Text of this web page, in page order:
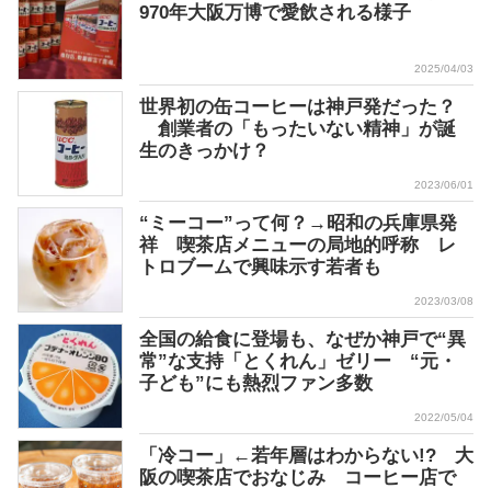
970年大阪万博で愛飲される様子
2025/04/03
世界初の缶コーヒーは神戸発だった？
創業者の「もったいない精神」が誕
生のきっかけ？
2023/06/01
“ミーコー”って何？→昭和の兵庫県発
祥 喫茶店メニューの局地的呼称 レ
トロブームで興味示す若者も
2023/03/08
全国の給食に登場も、なぜか神戸で“異
常”な支持「とくれん」ゼリー “元・
子ども”にも熱烈ファン多数
2022/05/04
「冷コー」←若年層はわからない!? 大
阪の喫茶店でおなじみ コーヒー店で